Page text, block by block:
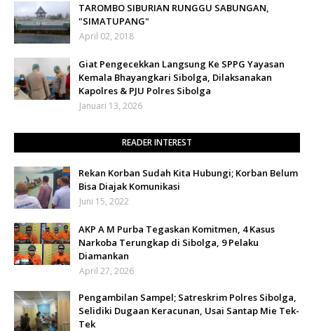
TAROMBO SIBURIAN RUNGGU SABUNGAN,
"SIMATUPANG"
April 02, 2018
Giat Pengecekkan Langsung Ke SPPG Yayasan
Kemala Bhayangkari Sibolga, Dilaksanakan
Kapolres & PJU Polres Sibolga
Januari 13, 2026
READER INTEREST
Rekan Korban Sudah Kita Hubungi; Korban Belum
Bisa Diajak Komunikasi
Juni 15, 2022
AKP A M Purba Tegaskan Komitmen, 4 Kasus
Narkoba Terungkap di Sibolga, 9 Pelaku
Diamankan
April 27, 2026
Pengambilan Sampel; Satreskrim Polres Sibolga,
Selidiki Dugaan Keracunan, Usai Santap Mie Tek-
Tek